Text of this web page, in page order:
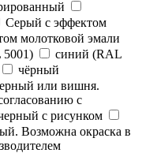
Серый с эффектом
молотковой эмали
синий (RAL
чёрный
или вишня.
с
с рисунком
Возможна окраска в